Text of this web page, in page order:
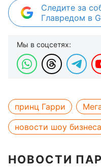
Следите за
Главредом в
Мы в соцсетях:
принц Гарри
новости шоу бизнеса
НОВОСТИ